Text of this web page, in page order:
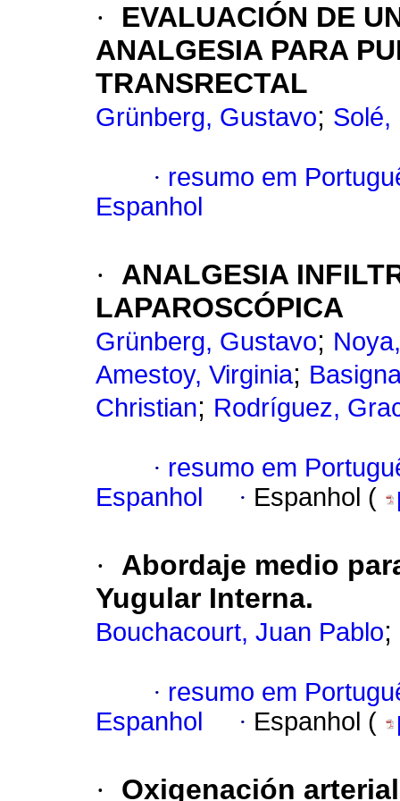
·
EVALUACIÓN DE
ANALGESIA PARA
TRANSRECTAL
Grünberg, Gustavo; Solé,
· resumo em
Espanhol
·
ANALGESIA
LAPAROSCÓPICA
Grünberg, Gustavo;
Amestoy, Virginia;
Christian; Rodríguez,
· resumo em
Espanhol
· Espanhol (
·
Abordaje medio
Yugular Interna.
Bouchacourt, Juan Pablo;
· resumo em
Espanhol
· Espanhol (
·
Oxigenación